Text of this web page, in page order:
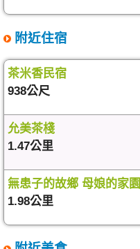
附近住宿
茶米香民宿
938公尺
允美茶棧
1.47公里
無患子的故鄉 母娘的家園
1.98公里